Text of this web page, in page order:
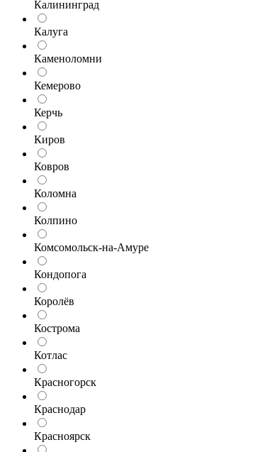
Калининград
Калуга
Каменоломни
Кемерово
Керчь
Киров
Ковров
Коломна
Колпино
Комсомольск-на-Амуре
Кондопога
Королёв
Кострома
Котлас
Красногорск
Краснодар
Красноярск